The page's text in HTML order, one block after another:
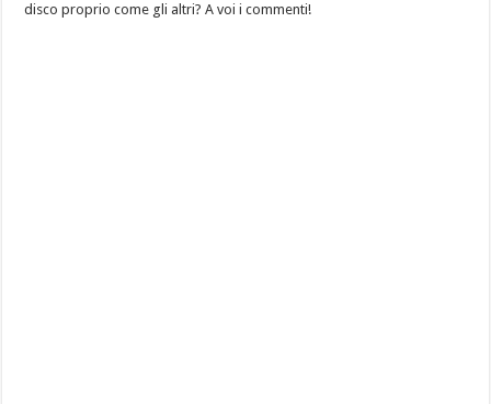
disco proprio come gli altri? A voi i commenti!